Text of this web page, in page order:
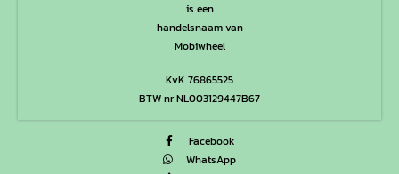
is een
handelsnaam van
Mobiwheel
KvK 76865525
BTW nr NL003129447B67
Facebook
WhatsApp